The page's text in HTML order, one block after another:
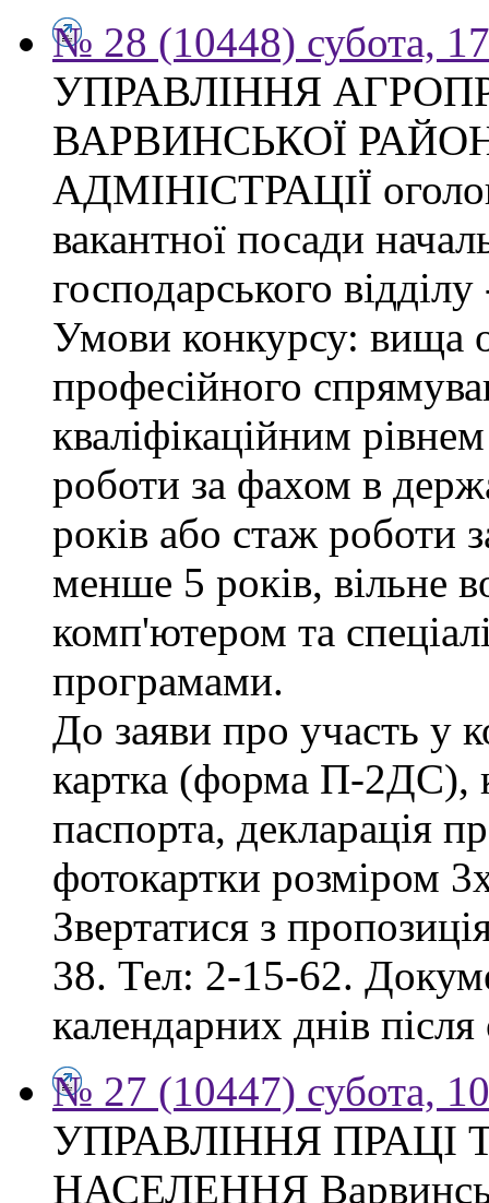
№ 28 (10448) субота,
УПРАВЛІННЯ
ВАРВИНСЬКОЇ
АДМІНІСТРАЦІЇ
вакантної посади
господарського
Умови конкурсу: вища
професійного
кваліфікаційним
роботи за фахом в
років або стаж роботи
менше 5 років, вільне
комп'ютером та
програмами.
До заяви про участь у
картка (форма П-2ДС),
паспорта, декларація
фотокартки розміром
Звертатися з
38. Тел: 2-15-62.
календарних днів
№ 27 (10447) субота,
УПРАВЛІННЯ ПРАЦІ
НАСЕЛЕННЯ